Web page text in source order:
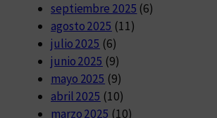
septiembre 2025 (6)
agosto 2025 (11)
julio 2025 (6)
junio 2025 (9)
mayo 2025 (9)
abril 2025 (10)
marzo 2025 (10)